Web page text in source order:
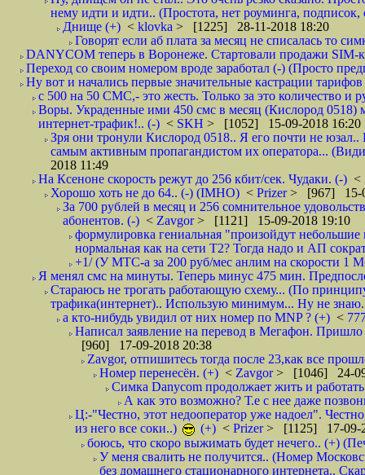
нему идти и идти.. (Простота, нет роуминга,
Днище (+) < klovka > [1225] 28-11-2018 18:20
Говорят если аб плата за месяц не списалась то
DANYCOM теперь в Воронеже. Стартовали продажи SIM-
Переход со своим номером вроде заработал (-) (Просто
Ну вот и начались первые значительные кастрации
с 500 на 50 СМС,- это жесть. Только за это количество и
Воры. Украденные ими 450 смс в месяц (Кислород 0518)
интернет-трафик!.. (-) < SKH > [1052] 15-09-2018 16:20
Зря они тронули Кислород 0518.. Я его почти не
самым активным пропагандистом их оператора...
2018 11:49
На Ксеноне скорость режут до 256 кбит/сек. Чудаки. (-) <
Хорошо хоть не до 64.. (-) (IMHO) < Prizer> [967] 15-
За 700 рублей в месяц и 256 сомнительное
абонентов. (-) < Zavgor> [1121] 15-09-2018 19:10
формулировка гениальная "произойдут небольшие
нормальная как на сети Т2? Тогда надо и АП
+1/ (У МТС-а за 200 руб/мес анлим на скорости 1
Я менял смс на минуты. Теперь минус 475 мин.
Стараюсь не трогать работающую схему... (По
трафика(интернет).. Использую минимум... Ну не
а кто-нибудь увидил от них номер по MNP ? (+) <
Написал заявление на перевод в Мегафон.
[960] 17-09-2018 20:38
Zavgor, отпишитесь тогда после 23,как все
Номер перенесён. (+) < Zavgor> [1046] 24-
Симка Danycom продолжает жить и
А как это возможно? Т.е с нее даже
Ц:-"Честно, этот недооператор уже надоел".
из него все соки..)
(+) < Prizer> [1125] 17-09-
боюсь, что скоро выжимать будет нечего.. (+)
У меня свалить не получится.. (Номер
без домашнего стационарного интернета..